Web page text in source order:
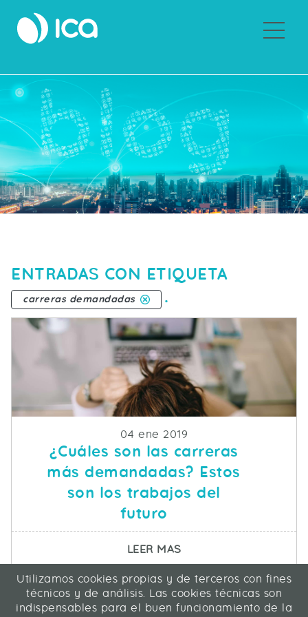
ENTRADAS CON ETIQUETA
carreras demandadas .
Fecha de publicacion
04 ene 2019
¿Cuáles son las carreras
más demandadas? Estos
son los trabajos del
futuro
LEER MASSOBRE ¿CUÁLES SON
ICA Informática y Comunicaciones Avanzadas SL
C/ La Rábida 27, 28039 Madrid
Utilizamos cookies propias y de terceros con fines
técnicos y de análisis. Las cookies técnicas son
indispensables para el buen funcionamiento de la